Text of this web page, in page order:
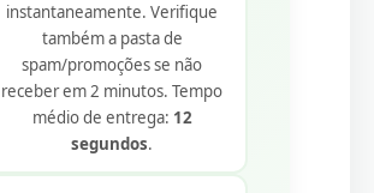
instantaneamente. Verifique
também a pasta de
spam/promoções se não
receber em 2 minutos. Tempo
médio de entrega: 12
segundos.